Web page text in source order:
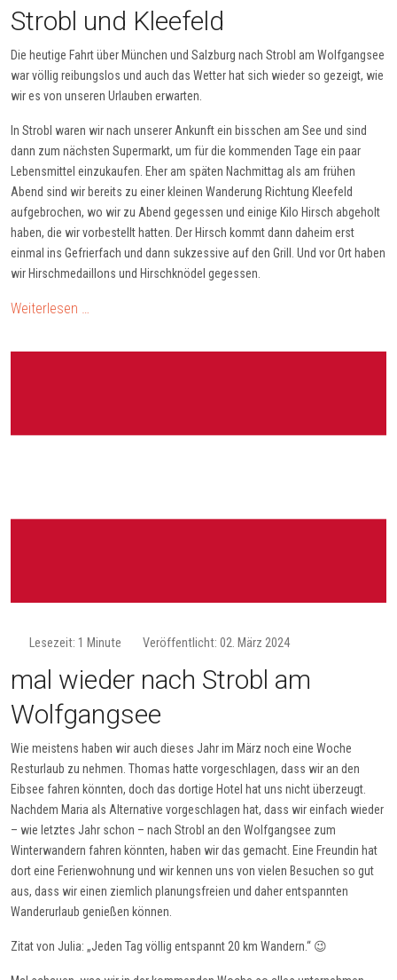
Strobl und Kleefeld
Die heutige Fahrt über München und Salzburg nach Strobl am Wolfgangsee
war völlig reibungslos und auch das Wetter hat sich wieder so gezeigt, wie
wir es von unseren Urlauben erwarten.
In Strobl waren wir nach unserer Ankunft ein bisschen am See und sind
dann zum nächsten Supermarkt, um für die kommenden Tage ein paar
Lebensmittel einzukaufen. Eher am späten Nachmittag als am frühen
Abend sind wir bereits zu einer kleinen Wanderung Richtung Kleefeld
aufgebrochen, wo wir zu Abend gegessen und einige Kilo Hirsch abgeholt
haben, die wir vorbestellt hatten. Der Hirsch kommt dann daheim erst
einmal ins Gefrierfach und dann sukzessive auf den Grill. Und vor Ort haben
wir Hirschmedaillons und Hirschknödel gegessen.
Weiterlesen …
Lesezeit: 1 Minute Veröffentlicht: 02. März 2024
mal wieder nach Strobl am
Wolfgangsee
Wie meistens haben wir auch dieses Jahr im März noch eine Woche
Resturlaub zu nehmen. Thomas hatte vorgeschlagen, dass wir an den
Eibsee fahren könnten, doch das dortige Hotel hat uns nicht überzeugt.
Nachdem Maria als Alternative vorgeschlagen hat, dass wir einfach wieder
– wie letztes Jahr schon – nach Strobl an den Wolfgangsee zum
Winterwandern fahren könnten, haben wir das gemacht. Eine Freundin hat
dort eine Ferienwohnung und wir kennen uns von vielen Besuchen so gut
aus, dass wir einen ziemlich planungsfreien und daher entspannten
Wanderurlaub genießen können.
Zitat von Julia: „Jeden Tag völlig entspannt 20 km Wandern.“ 😉